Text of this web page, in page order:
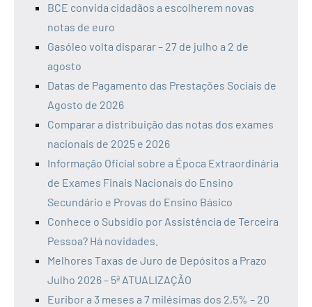
BCE convida cidadãos a escolherem novas
notas de euro
Gasóleo volta disparar – 27 de julho a 2 de
agosto
Datas de Pagamento das Prestações Sociais de
Agosto de 2026
Comparar a distribuição das notas dos exames
nacionais de 2025 e 2026
Informação Oficial sobre a Época Extraordinária
de Exames Finais Nacionais do Ensino
Secundário e Provas do Ensino Básico
Conhece o Subsídio por Assistência de Terceira
Pessoa? Há novidades.
Melhores Taxas de Juro de Depósitos a Prazo
Julho 2026 – 5ª ATUALIZAÇÃO
Euribor a 3 meses a 7 milésimas dos 2,5% – 20